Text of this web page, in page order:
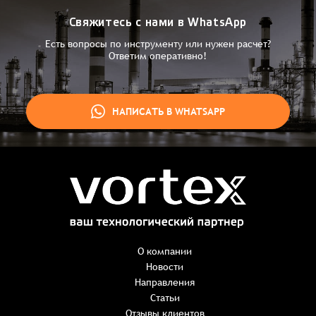
Заказать презентацию
Заказ успешно оформлен
Спасибо, что выбрали нас! Менеджер свяжется с Вами в
Свяжитесь с нами в WhatsApp
Есть вопросы по инструменту или нужен расчет?
Ответим оперативно!
НАПИСАТЬ В WHATSAPP
О компании
Новости
Направления
Статьи
Отзывы клиентов